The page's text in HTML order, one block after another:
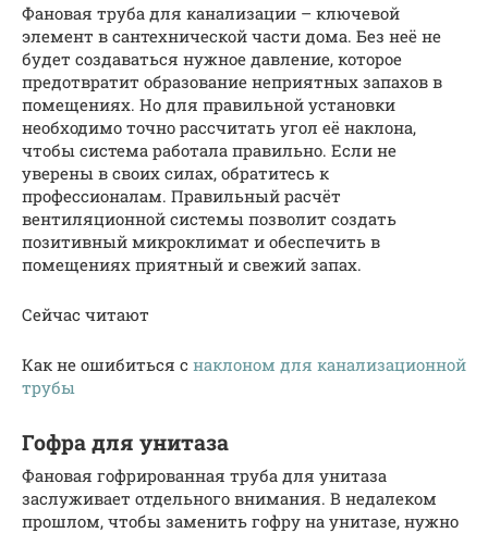
Фановая труба для канализации – ключевой
элемент в сантехнической части дома. Без неё не
будет создаваться нужное давление, которое
предотвратит образование неприятных запахов в
помещениях. Но для правильной установки
необходимо точно рассчитать угол её наклона,
чтобы система работала правильно. Если не
уверены в своих силах, обратитесь к
профессионалам. Правильный расчёт
вентиляционной системы позволит создать
позитивный микроклимат и обеспечить в
помещениях приятный и свежий запах.
Сейчас читают
Как не ошибиться с наклоном для канализационной
трубы
Гофра для унитаза
Фановая гофрированная труба для унитаза
заслуживает отдельного внимания. В недалеком
прошлом, чтобы заменить гофру на унитазе, нужно